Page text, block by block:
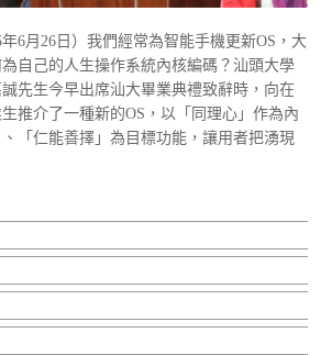
年6月26日）我們經常為智能手機更新OS，大
自己的人生操作系統內核編碼？汕頭大學
先生今早出席汕大畢業典禮致辭時，向在
推介了一種新的OS，以「同理心」作為內
「仁能善擇」為目標功能，讓用者把湧現